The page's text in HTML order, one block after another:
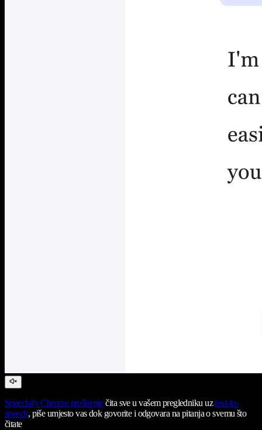
Speechify Chrome proširenječita sve u vašem pregledniku uztext-to-
speech, piše umjesto vas dok govorite i odgovara na pitanja o svemu što
čitate